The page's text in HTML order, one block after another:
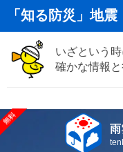
「知る防災」地震
いざという
確かな情報
雨